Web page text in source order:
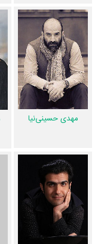
گورکن رخ داده است. مانند:
وگوهر خیراندیش،رضا بهبودی
علیزاده،بهنوش بختیاری
عوامل تولید و بازیگران
مردم و طرفداران این
عوامل فیلم گورکن
اگر از تصویربرداری فیلم
بدانید مدیر فیلمبرداری آن
مهدی حسینی‌نیا